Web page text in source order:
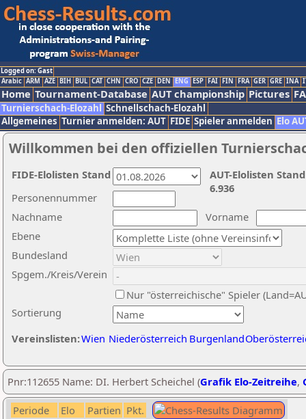
Logged on: Gast
Arabic ARM AZE BIH BUL CAT CHN CRO CZE DEN ENG ESP FAI FIN FRA GER GRE INA
Home Tournament-Database AUT championship Pictures
Turnierschach-Elozahl Schnellschach-Elozahl
Allgemeines Turnier anmelden: AUT FIDE Spieler anmelden Elo
Willkommen bei den offiziellen
Nachname
Vorname
Ebene
Sortierung
Personennummer
Bundesland
Spgem./Kreis/Verein
Nur "österreichische" Spieler
Vereinslisten:Wien Niederösterreich Burgenland
AUT-Elolisten
6.936
FIDE-Elolisten Stand
Pnr:112655 Name: DI. Herbert Scheichel (Grafik Elo-Zeitreihe,
Periode Elo Partien Pkt.